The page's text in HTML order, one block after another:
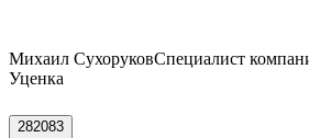
Михаил СухоруковСпециалист
Уценка
282083